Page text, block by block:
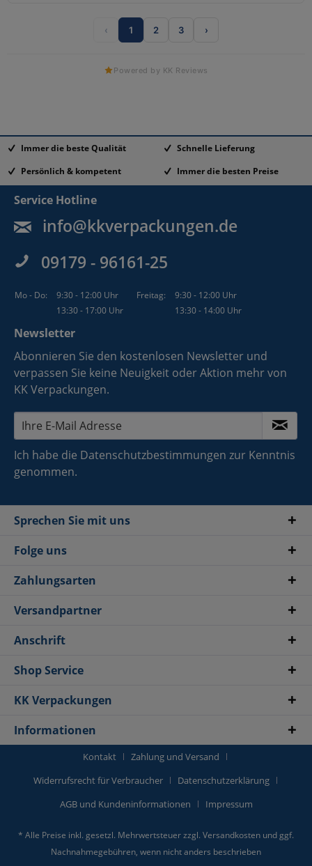
‹ 1 2 3 ›
Powered by KK Reviews
Immer die beste Qualität
Schnelle Lieferung
Persönlich & kompetent
Immer die besten Preise
Service Hotline
info@kkverpackungen.de
09179 - 96161-25
Mo - Do: 9:30 - 12:00 Uhr Freitag:
9:30 - 12:00 Uhr
13:30 - 17:00 Uhr
13:30 - 14:00 Uhr
Newsletter
Abonnieren Sie den kostenlosen Newsletter und
verpassen Sie keine Neuigkeit oder Aktion mehr von
KK Verpackungen.
Ich habe die Datenschutzbestimmungen zur Kenntnis
genommen.
Sprechen Sie mit uns
Folge uns
Zahlungsarten
Versandpartner
Anschrift
Shop Service
KK Verpackungen
Informationen
Kontakt
Zahlung und Versand
Widerrufsrecht für Verbraucher
Datenschutzerklärung
AGB und Kundeninformationen
Impressum
* Alle Preise inkl. gesetzl. Mehrwertsteuer zzgl. Versandkosten und ggf.
Nachnahmegebühren, wenn nicht anders beschrieben